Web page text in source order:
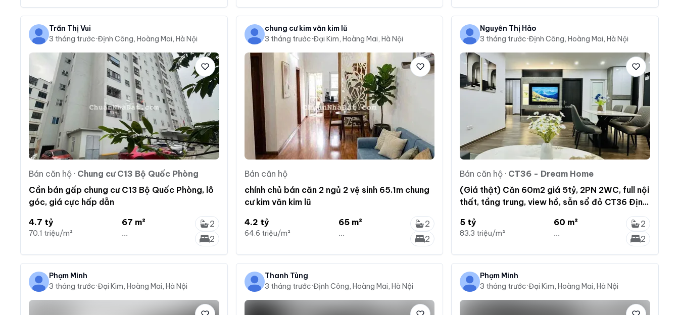
Trần Thị Vui
3 tháng trước·Định Công, Hoàng Mai, Hà Nội
Bán căn hộ · Chung cư C13 Bộ Quốc Phòng
Cần bán gấp chung cư C13 Bộ Quốc Phòng, lô
góc, giá cực hấp dẫn
4.7 tỷ
70.1 triệu/m²
67 m²
...
2
2
chung cư kim văn kim lũ
3 tháng trước·Đại Kim, Hoàng Mai, Hà Nội
Bán căn hộ
chính chủ bán căn 2 ngủ 2 vệ sinh 65.1m chung
cư kim văn kim lũ
4.2 tỷ
64.6 triệu/m²
65 m²
...
2
2
Nguyễn Thị Hảo
3 tháng trước·Định Công, Hoàng Mai, Hà Nội
Bán căn hộ · CT36 - Dream Home
(Giá thật) Căn 60m2 giá 5tỷ, 2PN 2WC, full nội
thất, tầng trung, view hồ, sẵn sổ đỏ CT36 Định
5 tỷ
83.3 triệu/m²
60 m²
...
2
2
Phạm Minh
3 tháng trước·Đại Kim, Hoàng Mai, Hà Nội
Thanh Tùng
3 tháng trước·Định Công, Hoàng Mai, Hà Nội
Phạm Minh
3 tháng trước·Đại Kim, Hoàng Mai, Hà Nội